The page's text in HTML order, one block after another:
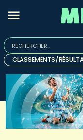
Rechercher :
Quand les résultats
CLASSEMENTS/